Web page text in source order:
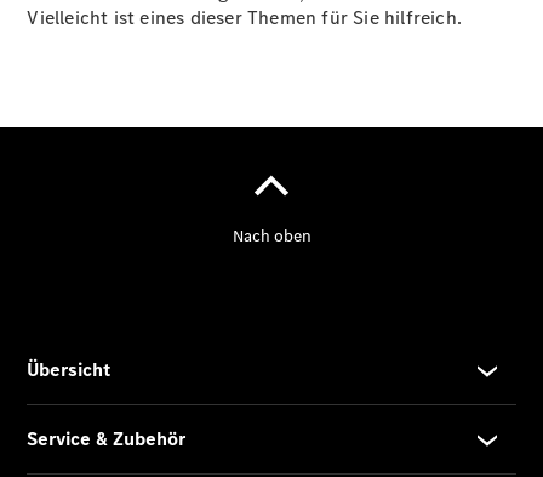
Vielleicht ist eines dieser Themen für Sie hilfreich.